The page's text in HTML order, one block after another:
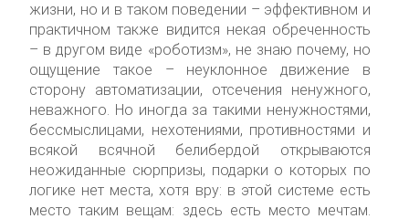
жизни, но и в таком поведении – эффективном и
практичном также видится некая обреченность
– в другом виде «роботизм», не знаю почему, но
ощущение такое – неуклонное движение в
сторону автоматизации, отсечения ненужного,
неважного. Но иногда за такими ненужностями,
бессмыслицами, нехотениями, противностями и
всякой всячной белибердой открываются
неожиданные сюрпризы, подарки о которых по
логике нет места, хотя вру: в этой системе есть
место таким вещам: здесь есть место мечтам.